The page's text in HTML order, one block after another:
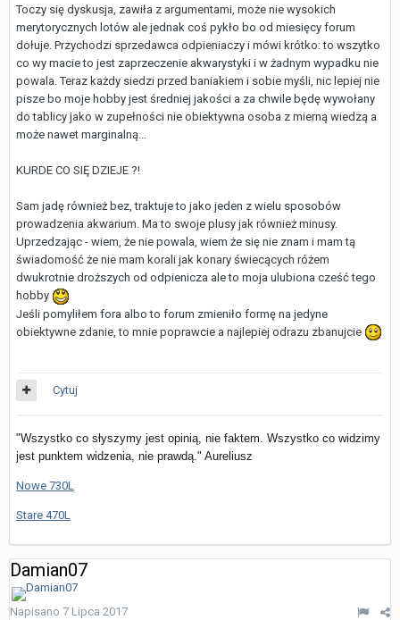
Toczy się dyskusja, zawiła z argumentami, może nie wysokich
merytorycznych lotów ale jednak coś pykło bo od miesięcy forum
dołuje. Przychodzi sprzedawca odpieniaczy i mówi krótko: to wszytko
co wy macie to jest zaprzeczenie akwarystyki i w żadnym wypadku nie
powala. Teraz każdy siedzi przed baniakiem i sobie myśli, nic lepiej nie
pisze bo moje hobby jest średniej jakości a za chwile będę wywołany
do tablicy jako w zupełności nie obiektywna osoba z mierną wiedzą a
może nawet marginalną...
KURDE CO SIĘ DZIEJE ?!
Sam jadę również bez, traktuje to jako jeden z wielu sposobów
prowadzenia akwarium. Ma to swoje plusy jak również minusy.
Uprzedzając - wiem, że nie powala, wiem że się nie znam i mam tą
świadomość że nie mam korali jak konary świecących różem
dwukrotnie droższych od odpienicza ale to moja ulubiona cześć tego
hobby
Jeśli pomyliłem fora albo to forum zmieniło formę na jedyne
obiektywne zdanie, to mnie poprawcie a najlepiej odrazu zbanujcie
Cytuj
"Wszystko co słyszymy jest opinią, nie faktem. Wszystko co widzimy
jest punktem widzenia, nie prawdą." Aureliusz
Nowe 730L
Stare 470L
Damian07
Napisano 7 Lipca 2017